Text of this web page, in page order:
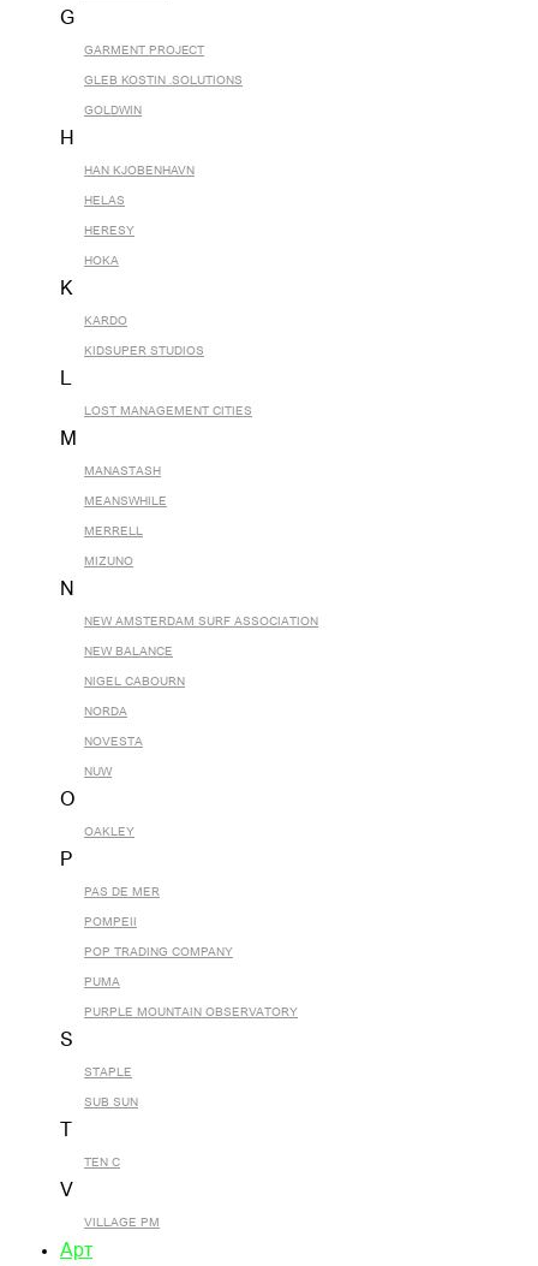
G
GARMENT PROJECT
GLEB KOSTIN .SOLUTIONS
GOLDWIN
H
HAN KJOBENHAVN
HELAS
HERESY
HOKA
K
KARDO
KIDSUPER STUDIOS
L
LOST MANAGEMENT CITIES
M
MANASTASH
MEANSWHILE
MERRELL
MIZUNO
N
NEW AMSTERDAM SURF ASSOCIATION
NEW BALANCE
NIGEL CABOURN
NORDA
NOVESTA
NUW
O
OAKLEY
P
PAS DE MER
POMPEII
POP TRADING COMPANY
PUMA
PURPLE MOUNTAIN OBSERVATORY
S
STAPLE
SUB SUN
TEN C
V
VILLAGE PM
Арт